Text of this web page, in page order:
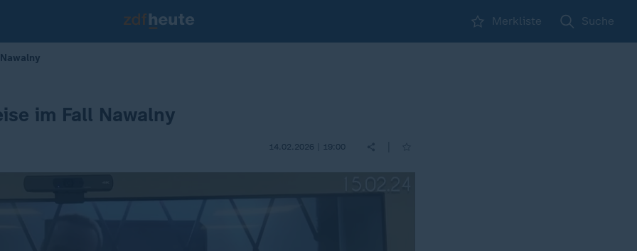
Merkliste Suche
im Fall Nawalny
14.02.2026 | 19:00